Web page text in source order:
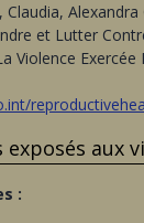
et Lutter
Violence
exposés aux
: